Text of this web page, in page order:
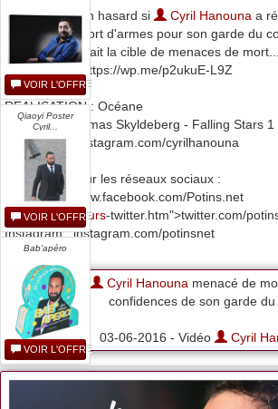
Ce n'est pas un hasard si Cyril Hanouna a
demande de port d'armes pour son garde du
l'animateur serait la cible de menaces de mort...
Lire la suite : https://wp.me/p2ukuE-L9Z
REALISATION : Océane
MUSIQUE : Tomas Skyldeberg - Falling Stars 1
SOURCES : instagram.com/cyrilhanouna
Suivez-nous sur les réseaux sociaux :
Facebook : www.facebook.com/Potins.net
Twitter :concours-twitter.htm">twitter.com/
Instagram : instagram.com/potinsnet
#TPMP : Cyril Hanouna menacé de
confidences de son garde
03-06-2016 - Vidéo Cyril
VOIR L'OFFRE
Qiaoyi Poster
Cyril...
VOIR L'OFFRE
Bab'apéro
VOIR L'OFFRE
...